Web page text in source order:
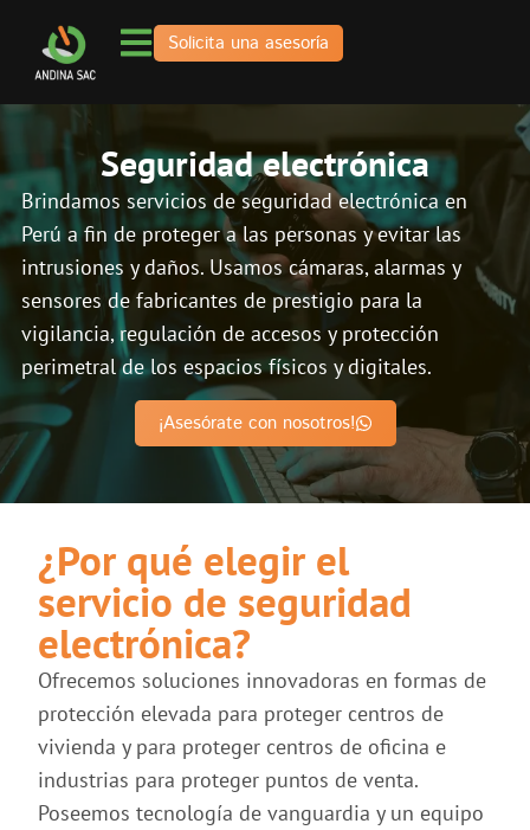
Solicita una asesoría
Seguridad electrónica
Brindamos servicios de seguridad electrónica en
Perú a fin de proteger a las personas y evitar las
intrusiones y daños. Usamos cámaras, alarmas y
sensores de fabricantes de prestigio para la
vigilancia, regulación de accesos y protección
perimetral de los espacios físicos y digitales.
¡Asesórate con nosotros!
¿Por qué elegir el
servicio de seguridad
electrónica?
Ofrecemos soluciones innovadoras en formas de
protección elevada para proteger centros de
vivienda y para proteger centros de oficina e
industrias para proteger puntos de venta.
Poseemos tecnología de vanguardia y un equipo